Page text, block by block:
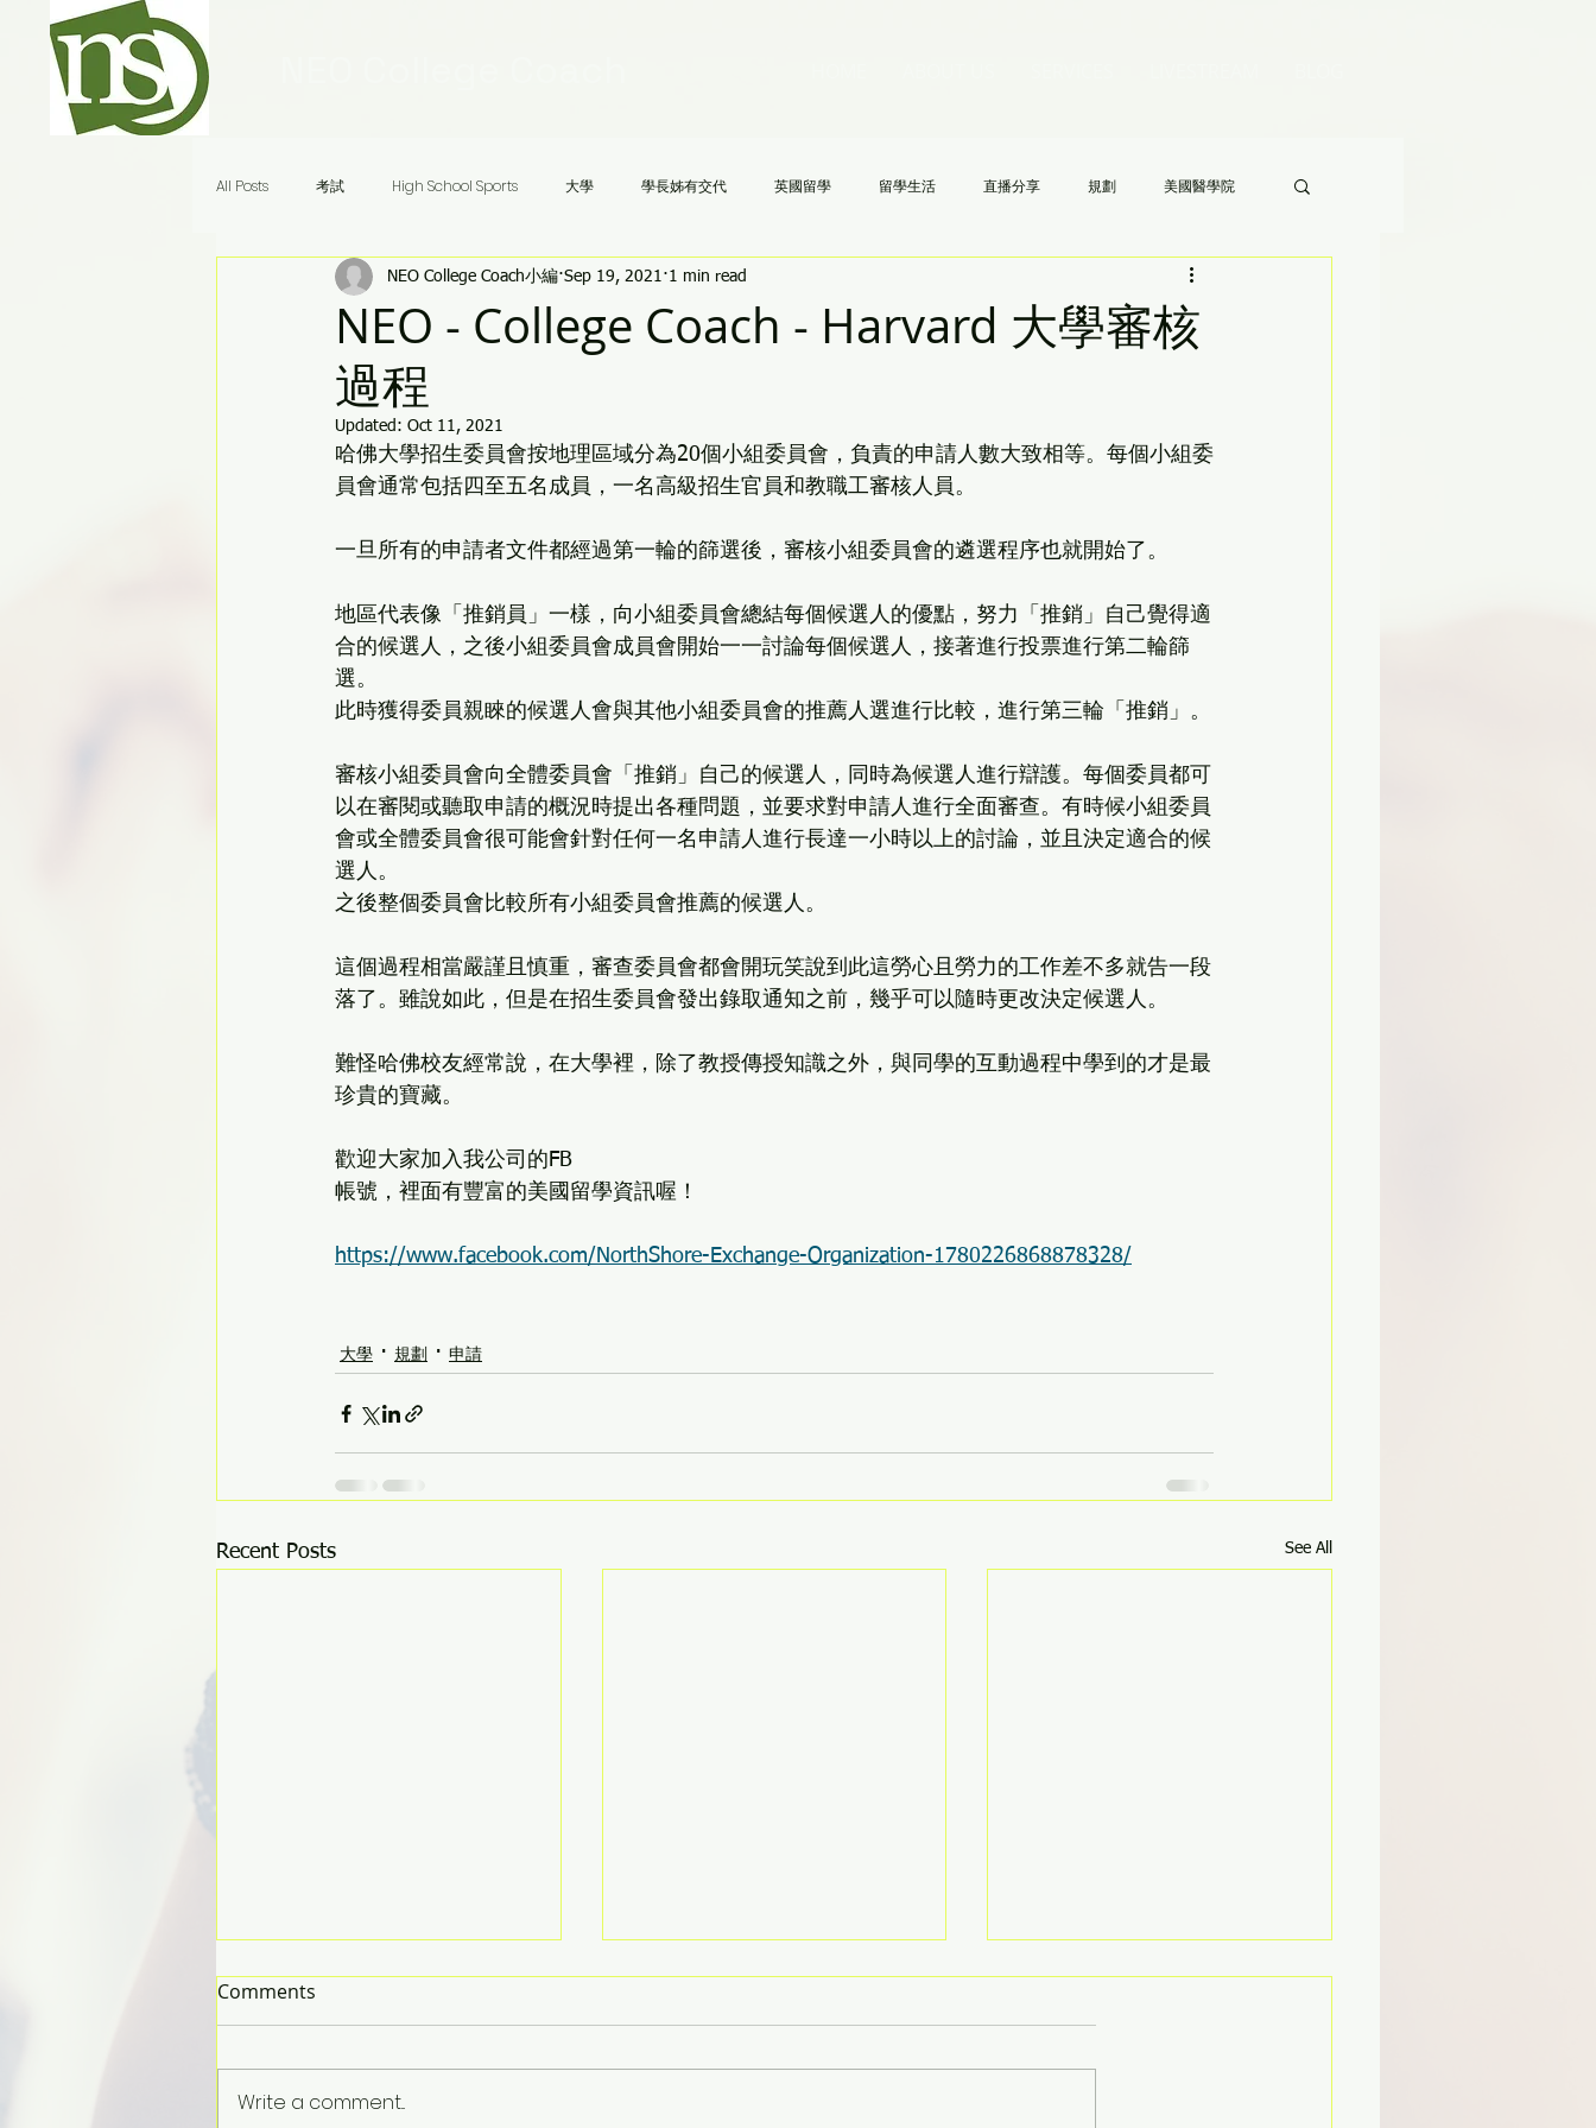
All Posts 考試 High School Sports 大學 學長姊有交代 英國留學 留學生活 直播分享 規劃 美國醫學院
Ivy League Schools 申請 美國高中 NCAA 文理學院 《Audrey 老師的八分鐘家長答疑》
Audrey老師八分鐘答疑
NEO - College Coach - Harvard 大學審核
過程
NEO College Coach小編 Sep 19, 2021 1 min read
Updated: Oct 11, 2021
哈佛大學招生委員會按地理區域分為20個小組委員會，負責的申請人數大致相等。每個小組委
員會通常包括四至五名成員，一名高級招生官員和教職工審核人員。
一旦所有的申請者文件都經過第一輪的篩選後，審核小組委員會的遴選程序也就開始了。
地區代表像「推銷員」一樣，向小組委員會總結每個候選人的優點，努力「推銷」自己覺得適
合的候選人，之後小組委員會成員會開始一一討論每個候選人，接著進行投票進行第二輪篩
選。
此時獲得委員親睞的候選人會與其他小組委員會的推薦人選進行比較，進行第三輪「推銷」。
審核小組委員會向全體委員會「推銷」自己的候選人，同時為候選人進行辯護。每個委員都可
以在審閱或聽取申請的概況時提出各種問題，並要求對申請人進行全面審查。有時候小組委員
會或全體委員會很可能會針對任何一名申請人進行長達一小時以上的討論，並且決定適合的候
選人。
之後整個委員會比較所有小組委員會推薦的候選人。
這個過程相當嚴謹且慎重，審查委員會都會開玩笑說到此這勞心且勞力的工作差不多就告一段
落了。雖說如此，但是在招生委員會發出錄取通知之前，幾乎可以隨時更改決定候選人。
難怪哈佛校友經常說，在大學裡，除了教授傳授知識之外，與同學的互動過程中學到的才是最
珍貴的寶藏。
歡迎大家加入我公司的FB
帳號，裡面有豐富的美國留學資訊喔！
https://www.facebook.com/NorthShore-Exchange-Organization-1780226868878328/
大學 規劃 申請
Recent Posts See All
Comments
Write a comment...